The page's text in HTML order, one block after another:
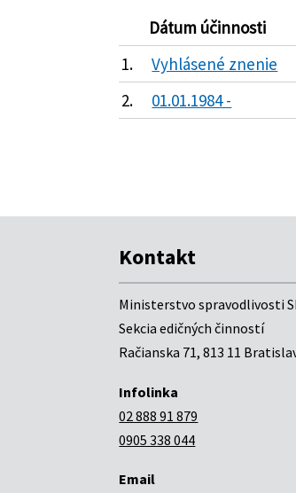
Dátum účinnosti
1.
Vyhlásené znenie
2.
01.01.1984 -
Kontakt
Ministerstvo spravodlivosti
Sekcia edičných činností
Račianska 71, 813 11
Infolinka
02 888 91 879
0905 338 044
Email